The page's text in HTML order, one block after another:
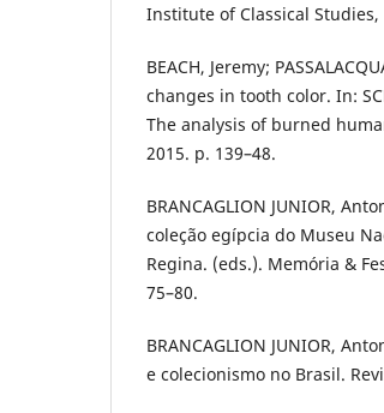
Institute of Classical
BEACH, Jeremy;
changes in tooth color. In:
The analysis of burned
2015. p. 139–48.
BRANCAGLION JUNIOR,
coleção egípcia do Museu
Regina. (eds.). Memória &
75–80.
BRANCAGLION JUNIOR,
e colecionismo no Brasil.